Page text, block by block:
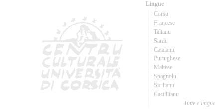
Lingue
Corsu
Francese
Talianu
Sardu
Catalanu
Purtughese
Maltese
Spagnolu
Sicilianu
Castillianu
Tutte e lingue